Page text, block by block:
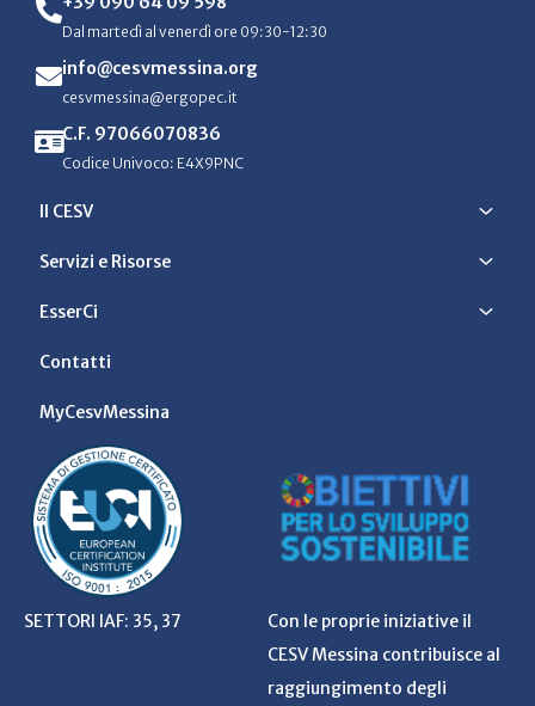
Dal martedì al venerdì ore 09:30-12:30
info@cesvmessina.org
cesvmessina@ergopec.it
C.F. 97066070836
Codice Univoco: E4X9PNC
Il CESV
Servizi e Risorse
EsserCi
Contatti
MyCesvMessina
SETTORI IAF: 35, 37
Con le proprie iniziative il
CESV Messina contribuisce al
raggiungimento degli